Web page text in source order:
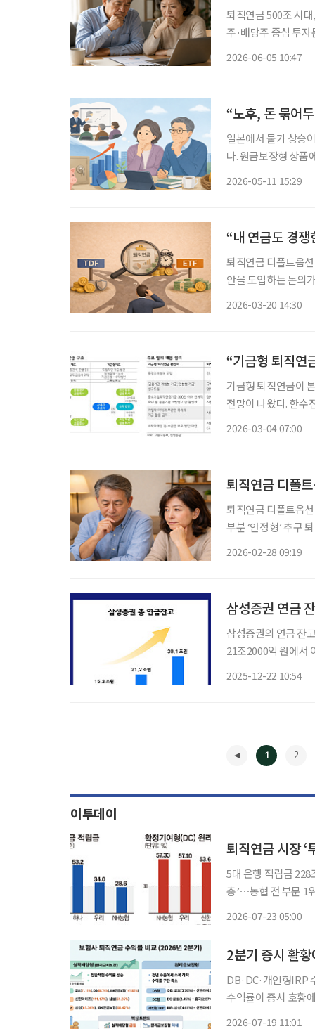
퇴직연금 500조 시
주·배당주 중심 투
2026-06-05 10:47
“노후, 돈 묶어
일본에서 물가 상승
다. 원금보장형 상품
2026-05-11 15:29
“내 연금도 경
퇴직연금 디폴트옵
안을 도입하는 논의
2026-03-20 14:30
“기금형 퇴직연
기금형 퇴직연금이
전망이 나왔다. 한수진 삼성증권 연구원은 최근 보고서를 통해 “중장기적으로 퇴직연금은 전
2026-03-04 07:00
퇴직연금 디폴
퇴직연금 디폴트옵
부분 ‘안정형’ 추구 퇴직연금 디폴트옵션 적립금이 50조 원을 웃돌면서 수익률 상품에 이목이
2026-02-28 09:19
삼성증권 연금
삼성증권의 연금 잔고(평가금
21조2000억 원에서
2025-12-22 10:54
1 2
이투데이
퇴직연금 시장
5대 은행 적립금
충’⋯농협 전 부문 1위
2026-07-23 05:00
2분기 증시 활
DB·DC·개인형IRP 수익
수익률이 증시 호황
2026-07-19 11:01